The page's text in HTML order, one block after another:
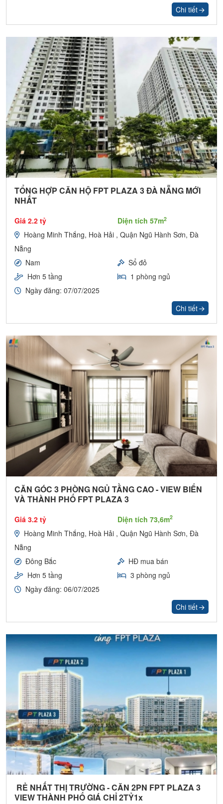
Chi tiết
TỔNG HỢP CĂN HỘ FPT PLAZA 3 ĐÀ NẴNG MỚI
NHẤT
Giá 2.2 tỷ Diện tích 57m2
Hoàng Minh Thắng, Hoà Hải , Quận Ngũ Hành Sơn, Đà
Nẵng
Nam
Sổ đỏ
Hơn 5 tầng
1 phòng ngủ
Ngày đăng: 07/07/2025
Chi tiết
CĂN GÓC 3 PHÒNG NGỦ TẦNG CAO - VIEW BIỂN
VÀ THÀNH PHỐ FPT PLAZA 3
Giá 3.2 tỷ Diện tích 73,6m2
Hoàng Minh Thắng, Hoà Hải , Quận Ngũ Hành Sơn, Đà
Nẵng
Đông Bắc
HĐ mua bán
Hơn 5 tầng
3 phòng ngủ
Ngày đăng: 06/07/2025
Chi tiết
RẺ NHẤT THỊ TRƯỜNG - CĂN 2PN FPT PLAZA 3
VIEW THÀNH PHỐ GIÁ CHỈ 2TỶ1x